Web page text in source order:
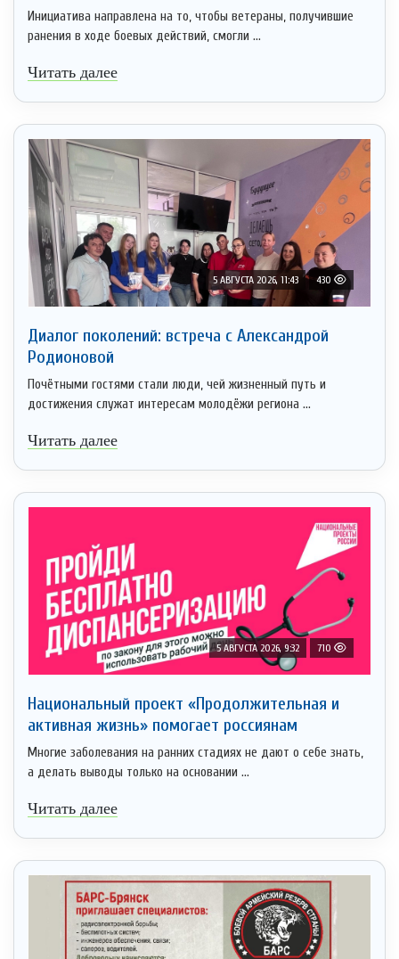
Инициатива направлена на то, чтобы ветераны, получившие
ранения в ходе боевых действий, смогли ...
Читать далее
5 АВГУСТА 2026, 11:43 430
Диалог поколений: встреча с Александрой
Родионовой
Почётными гостями стали люди, чей жизненный путь и
достижения служат интересам молодёжи региона ...
Читать далее
5 АВГУСТА 2026, 9:32 710
Национальный проект «Продолжительная и
активная жизнь» помогает россиянам
Многие заболевания на ранних стадиях не дают о себе знать,
а делать выводы только на основании ...
Читать далее